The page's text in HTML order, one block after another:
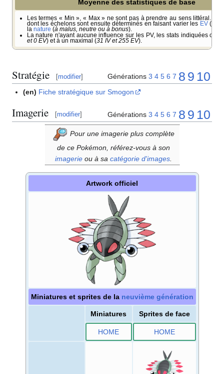
Moyenne des statistiques de base
Les termes « Min », « Max » ne sont pas à prendre au sens littéral. Il
dont les échelons sont ensuite déterminés en faisant varier les EV(
la nature (à malus, neutre ou à bonus).
La nature n'ayant aucune influence sur les PV, les stats indiquées
et 0 EV) et à un maximal (31 IV et 255 EV).
Stratégie [modifier] Générations 3 4 5 6 7 8 9 10
(en) Fiche stratégique sur Smogon
Imagerie [modifier] Générations 3 4 5 6 7 8 9 10
Pour une imagerie plus complète
de ce Pokémon, référez-vous à son
imagerieou à sa catégorie d'images.
Artwork officiel
Miniatures et sprites de la neuvième génération
Miniatures Sprites de face
HOME HOME